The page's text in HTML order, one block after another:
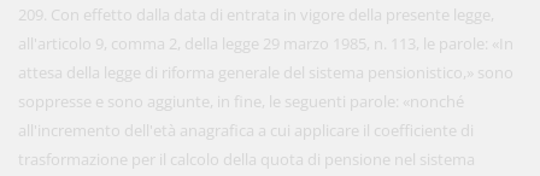
209. Con effetto dalla data di entrata in vigore della presente legge,
all'articolo 9, comma 2, della legge 29 marzo 1985, n. 113, le parole: «In
attesa della legge di riforma generale del sistema pensionistico,» sono
soppresse e sono aggiunte, in fine, le seguenti parole: «nonché
all'incremento dell'età anagrafica a cui applicare il coefficiente di
trasformazione per il calcolo della quota di pensione nel sistema